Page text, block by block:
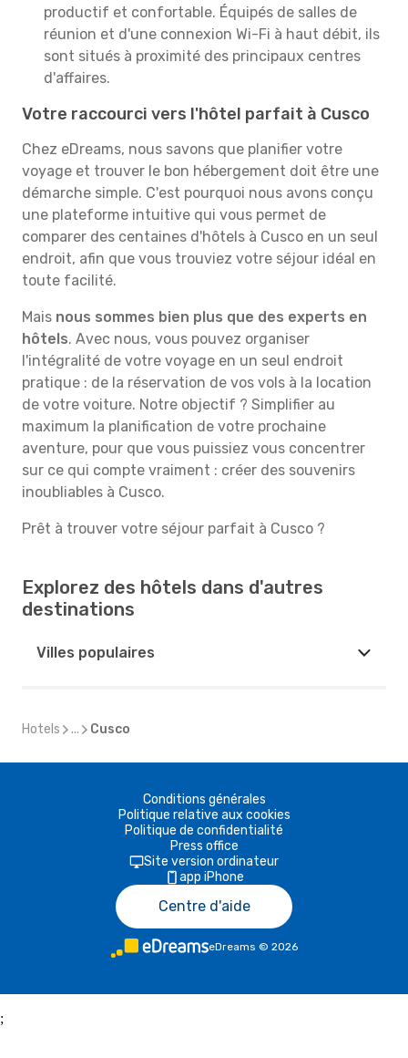
productif et confortable. Équipés de salles de
réunion et d'une connexion Wi-Fi à haut débit, ils
sont situés à proximité des principaux centres
d'affaires.
Votre raccourci vers l'hôtel parfait à Cusco
Chez eDreams, nous savons que planifier votre
voyage et trouver le bon hébergement doit être une
démarche simple. C'est pourquoi nous avons conçu
une plateforme intuitive qui vous permet de
comparer des centaines d'hôtels à Cusco en un seul
endroit, afin que vous trouviez votre séjour idéal en
toute facilité.
Mais nous sommes bien plus que des experts en
hôtels. Avec nous, vous pouvez organiser
l'intégralité de votre voyage en un seul endroit
pratique : de la réservation de vos vols à la location
de votre voiture. Notre objectif ? Simplifier au
maximum la planification de votre prochaine
aventure, pour que vous puissiez vous concentrer
sur ce qui compte vraiment : créer des souvenirs
inoubliables à Cusco.
Prêt à trouver votre séjour parfait à Cusco ?
Explorez des hôtels dans d'autres
destinations
Villes populaires
Hotels ... Cusco
Conditions générales
Politique relative aux cookies
Politique de confidentialité
Press office
Site version ordinateur
app iPhone
Centre d'aide
eDreams © 2026
;